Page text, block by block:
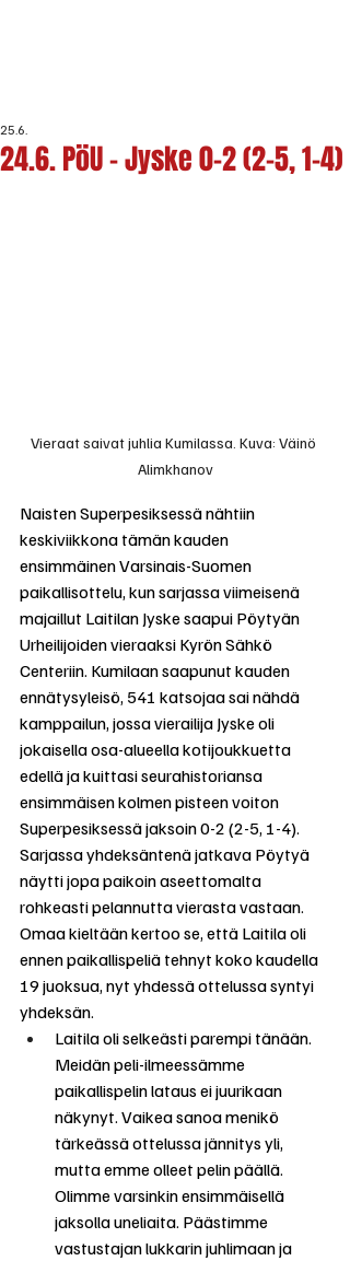
24.6. PöU - Jyske 0-2 (2-5, 1-4)
25.6.
Vieraat saivat juhlia Kumilassa. Kuva: Väinö
Alimkhanov
Naisten Superpesiksessä nähtiin
keskiviikkona tämän kauden
ensimmäinen Varsinais-Suomen
paikallisottelu, kun sarjassa viimeisenä
majaillut Laitilan Jyske saapui Pöytyän
Urheilijoiden vieraaksi Kyrön Sähkö
Centeriin. Kumilaan saapunut kauden
ennätysyleisö, 541 katsojaa sai nähdä
kamppailun, jossa vierailija Jyske oli
jokaisella osa-alueella kotijoukkuetta
edellä ja kuittasi seurahistoriansa
ensimmäisen kolmen pisteen voiton
Superpesiksessä jaksoin 0-2 (2-5, 1-4).
Sarjassa yhdeksäntenä jatkava Pöytyä
näytti jopa paikoin aseettomalta
rohkeasti pelannutta vierasta vastaan.
Omaa kieltään kertoo se, että Laitila oli
ennen paikallispeliä tehnyt koko kaudella
19 juoksua, nyt yhdessä ottelussa syntyi
yhdeksän.
Laitila oli selkeästi parempi tänään.
Meidän peli-ilmeessämme
paikallispelin lataus ei juurikaan
näkynyt. Vaikea sanoa menikö
tärkeässä ottelussa jännitys yli,
mutta emme olleet pelin päällä.
Olimme varsinkin ensimmäisellä
jaksolla uneliaita. Päästimme
vastustajan lukkarin juhlimaan ja